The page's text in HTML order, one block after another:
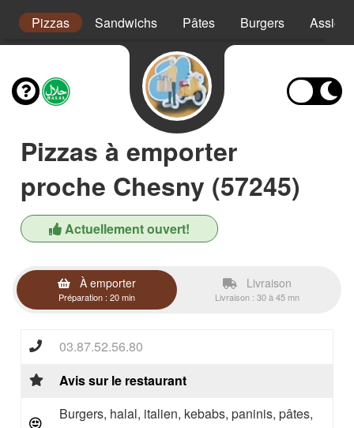
Pizzas Sandwichs Pâtes Burgers
Pizzas à emporter
proche Chesny (57245)
Actuellement ouvert!
À emporter
Préparation : 20 min
Livraison
Livraison : 30 à 45 mn
03.87.52.56.80
Avis sur le restaurant
Burgers, halal, italien, kebabs, paninis, pâtes,